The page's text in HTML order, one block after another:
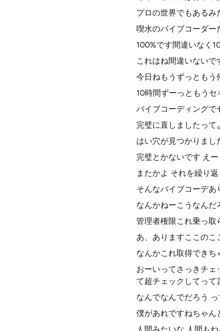
プロの世界でもある
喫水のバイブコーダー
100%です間違いなく
これはね間違いない
今日ねもうずっともう
10時間ずーっともう
バイブコーディングで
完璧に直しましたっ
はい穴が見つかりま
完璧とかないです えー
またかよ それを繰り
そんなバイブコーデあ
なんかねーこうなん
管理者権限これ乗っ取
あ、ありますここのこ
なんかこれ取得できち
おーいってさっきチ
て超チェックしてって
なんでなんでだろう っ
僕があれですねちゃん